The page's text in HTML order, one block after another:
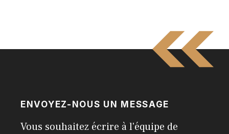
ENVOYEZ-NOUS UN MESSAGE
Vous souhaitez écrire à l'équipe de